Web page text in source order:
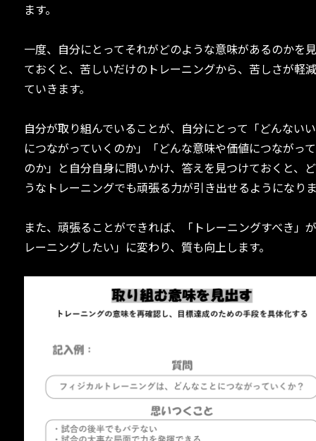
ます。
一度、自分にとってそれがどのような意味があるのかを
ておくと、苦しいだけのトレーニングから、苦しさが軽
ていきます。
自分が取り組んでいることが、自分にとって「どんない
につながっていくのか」「どんな意味や価値につながっ
のか」と自分自身に問いかけ、答えを見つけておくと、
うなトレーニングでも頑張る力が引き出せるようになり
また、頑張ることができれば、「トレーニングすべき」
レーニングしたい」に変わり、質も向上します。